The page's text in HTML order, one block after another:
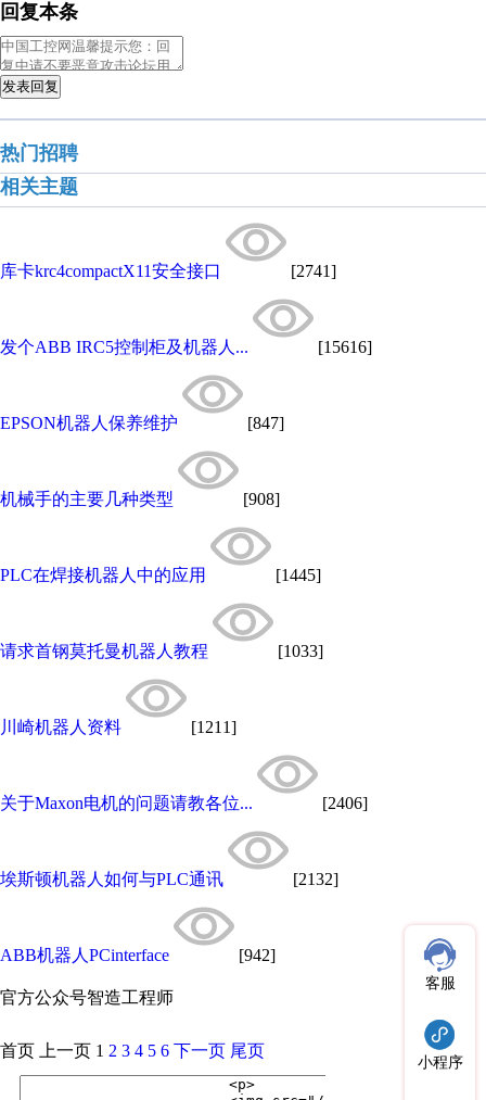
回复本条
发表回复
热门招聘
相关主题
库卡krc4compactX11安全接口 [2741]
发个ABB IRC5控制柜及机器人... [15616]
EPSON机器人保养维护 [847]
机械手的主要几种类型 [908]
PLC在焊接机器人中的应用 [1445]
请求首钢莫托曼机器人教程 [1033]
川崎机器人资料 [1211]
关于Maxon电机的问题请教各位... [2406]
埃斯顿机器人如何与PLC通讯 [2132]
ABB机器人PCinterface [942]
官方公众号智造工程师
客服
小程序
首页 上一页 1 2 3 4 5 6 下一页 尾页